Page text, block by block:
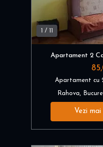
/
Apartament 2
Apartament cu
Rahova,
Vezi